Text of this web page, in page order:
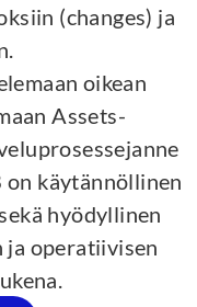
(changes) ja
oikean
Assets-
on käytännöllinen
hyödyllinen
operatiivisen